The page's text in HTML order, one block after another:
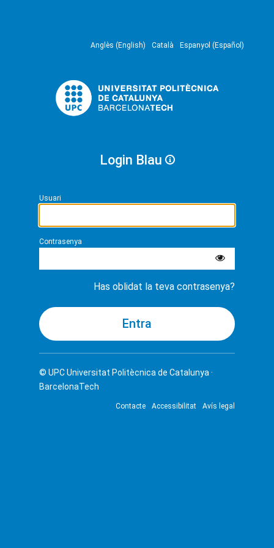
Anglès (English) Català Espanyol (Español)
Login Blau
Usuari
Contrasenya
Has oblidat la teva contrasenya?
© UPCUniversitat Politècnica de Catalunya ·
BarcelonaTech
Contacte Accessibilitat Avís legal